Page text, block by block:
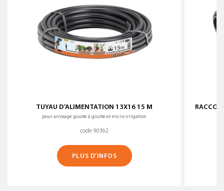
TUYAU D’ALIMENTATION 13X16 15 M
pour arrosage goutte à goutte et micro irrigation
code 90362
PLUS D’INFOS